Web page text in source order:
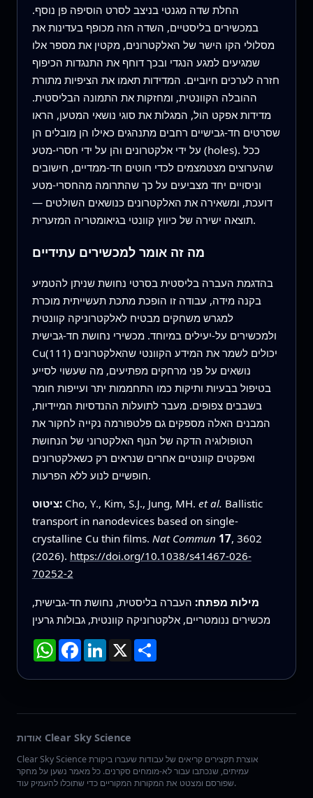
החלת שדה מגנטי בניצב לסרט הוסיפה פן נוסף.
במכשירים בליסטיים, השדה הזה מכופף בעדינות את
מסלולי הקו הישר של האלקטרונים, מקטין את מספר אלו
שמגיעים למגע הנגדי ובכך דוחף את התנגדות הכיפוף
חזרה לערכים חיוביים. המדידות תאמו את הציפיות מתורת
ההובלה הקוונטית, ומחזקות את התמונה הבליסטית.
מדידות אפקט הול, המגלות את סוגי נושאי המטען, הראו
שסרטים חד-גבישיים רחבים מתנהגים כאילו הן מובלים הן
על ידי אלקטרונים והן על ידי חסרי-מטע (holes). ככל
שהערוצים מצטמצמים לכדי חוטים חד-ממדיים, חישובים
וניסויים יחד מצביעים על כך שהתרומה מהחסרי-מטע
דועכת, ומשאירה את האלקטרונים כנושאים השולטים —
תוצאה ישירה של כיווץ קוונטי בגיאומטריה המזערית.
מה זה אומר למכשירים עתידיים
בהדגמת העברה בליסטית בסרטי נחושת שניתן להטמיע
בקנה מידה, עבודה זו הופכת מתכת תעשייתית מוכרת
למגרש משחקים מבטיח לאלקטרוניקה קוונטית
ולמכשירים על-יעילים במיוחד. מכשירי נחושת חד-גבישית
Cu(111) יכולים לשמר את המידע הקוונטי שהאלקטרונים
נושאים על פני מרחקים מפתיעים, מה שעשוי לסייע
בטיפול בבעיות ותיקות כמו התחממות יתר ועייפות חומר
בשבבים צפופים. מעבר לתועלות ההנדסיות המיידיות,
המבנים האלה מספקים גם פלטפורמה נקייה לחקור את
הטופולוגיה הדקה של הנוף האלקטרוני של הנחושת
ואפקטים קוונטיים אחרים שנראים רק כשאלקטרונים
חופשיים לנוע ללא הפרעות.
ציטוט: Cho, Y., Kim, S.J., Jung, MH. et al. Ballistic
transport in nanodevices based on single-
crystalline Cu thin films. Nat Commun 17, 3602
(2026). https://doi.org/10.1038/s41467-026-
70252-2
מילות מפתח: העברה בליסטית, נחושת חד-גבישית,
מכשירים ננומטריים, אלקטרוניקה קוונטית, גבולות גרעין
WhatsApp
Facebook
LinkedIn
X שתף
אודות Clear Sky Science
Clear Sky Science אוצרת תקצירים קריאים של עבודות שעברו ביקורת
עמיתים, שנכתבו עבור לא-מומחים סקרנים. כל מאמר נשען על מחקר
שפורסם ומצטט את המקורות המקוריים כדי שתוכלו להעמיק עוד.